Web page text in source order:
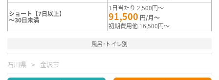
ショート【7日以上】
～30日未満
1日当たり 2,500円～
91,500 円/月～
初期費用他 16,500円～
風呂･トイレ別
石川県 金沢市